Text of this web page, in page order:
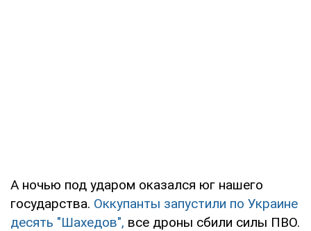
А ночью под ударом оказался юг нашего
государства. Оккупанты запустили по Украине
десять "Шахедов", все дроны сбили силы ПВО.